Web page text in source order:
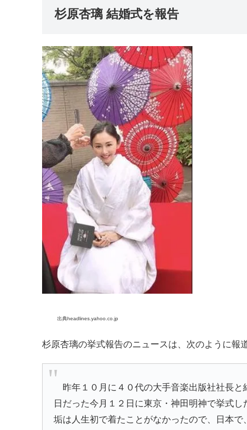
杉原杏璃 結婚式を報告
出典headlines.yahoo.co.jp
杉原杏璃の挙式報告のニュースは、次のように報
昨年１０月に４０代の大手音楽出版社社長と
日だった今月１２日に東京・神田明神で挙式
垢は人生初で着たことがなかったので、日本で